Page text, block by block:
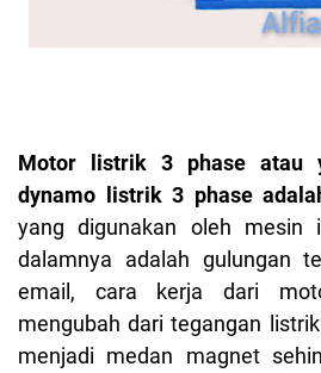
Motor listrik 3 phase atau
dynamo listrik 3 phase
yang digunakan oleh mesin
dalamnya adalah gulungan
email, cara kerja dari
mengubah dari tegangan
menjadi medan magnet